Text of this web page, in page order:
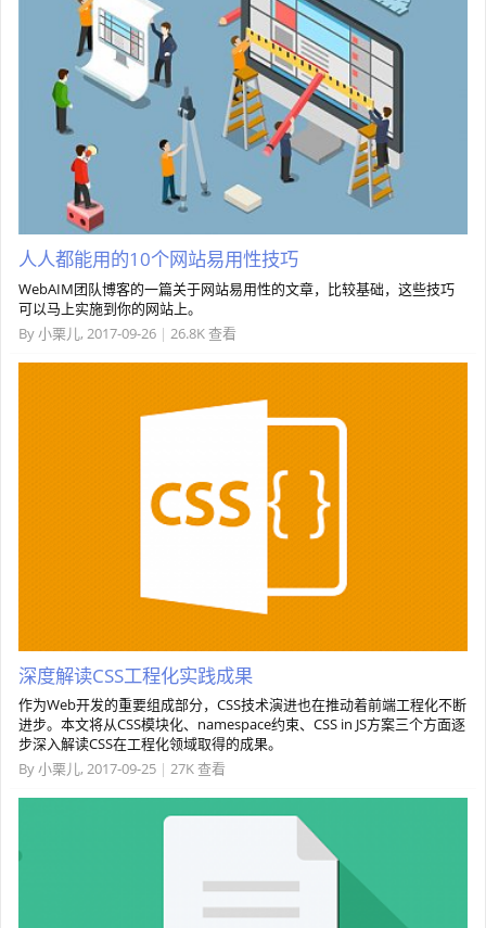
人人都能用的10个网站易用性技巧
WebAIM团队博客的一篇关于网站易用性的文章，比较基础，这些技巧
可以马上实施到你的网站上。
By小栗儿, 2017-09-26 | 26.8K 查看
深度解读CSS工程化实践成果
作为Web开发的重要组成部分，CSS技术演进也在推动着前端工程化不断
进步。本文将从CSS模块化、namespace约束、CSS in JS方案三个方面逐
步深入解读CSS在工程化领域取得的成果。
By小栗儿, 2017-09-25 | 27K 查看